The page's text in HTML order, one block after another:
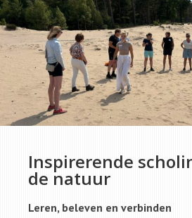
Inspirerende
de natuur
Leren, beleven en verbinden